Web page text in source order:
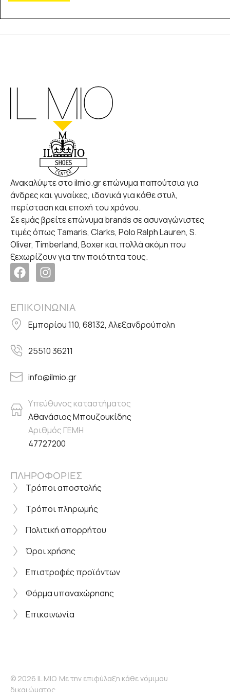
Ανακαλύψτε στο ilmio.gr επώνυμα παπούτσια για
άνδρες και γυναίκες, ιδανικά για κάθε στυλ,
περίσταση και εποχή του χρόνου.
Σε εμάς βρείτε επώνυμα brands σε ασυναγώνιστες
τιμές όπως Tamaris, Clarks, Polo Ralph Lauren, S.
Oliver, Timberland, Boxer και πολλά ακόμη που
ξεχωρίζουν για την ποιότητα τους.
ΕΠΙΚΟΙΝΩΝΙΑ
Εμπορίου 110, 68132, Αλεξανδρούπολη
25510 36211
info@ilmio.gr
Υπεύθυνος καταστήματος
Αθανάσιος Μπουζουκίδης
Αριθμός ΓΕΜΗ
47727200
ΠΛΗΡΟΦΟΡΙΕΣ
Τρόποι αποστολής
Τρόποι πληρωμής
Πολιτική απορρήτου
Όροι χρήσης
Επιστροφές προϊόντων
Φόρμα υπαναχώρησης
Επικοινωνία
© 2026 IL MIO. Με την επιφύλαξη κάθε νόμιμου
δικαιώματος.